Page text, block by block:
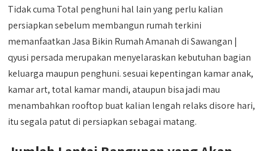
Tidak cuma Total penghuni hal lain yang perlu kalian
persiapkan sebelum membangun rumah terkini
memanfaatkan Jasa Bikin Rumah Amanah di Sawangan |
qyusi persada merupakan menyelaraskan kebutuhan bagian
keluarga maupun penghuni. sesuai kepentingan kamar anak,
kamar art, total kamar mandi, ataupun bisa jadi mau
menambahkan rooftop buat kalian lengah relaks disore hari,
itu segala patut di persiapkan sebagai matang.